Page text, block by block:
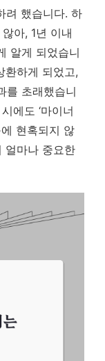
려 했습니다. 하
아, 1년 이내
알게 되었습니
환하게 되었고,
를 초래했습니
에도 ‘마이너
현혹되지 않
얼마나 중요한